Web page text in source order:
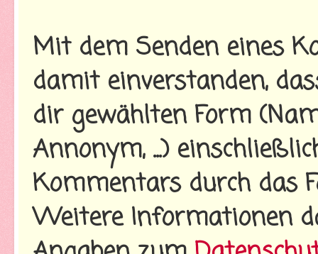
Mit dem Senden eines
damit einverstanden,
dir gewählten Form
Annonym, ...)
Kommentars durch das
Weitere Informationen